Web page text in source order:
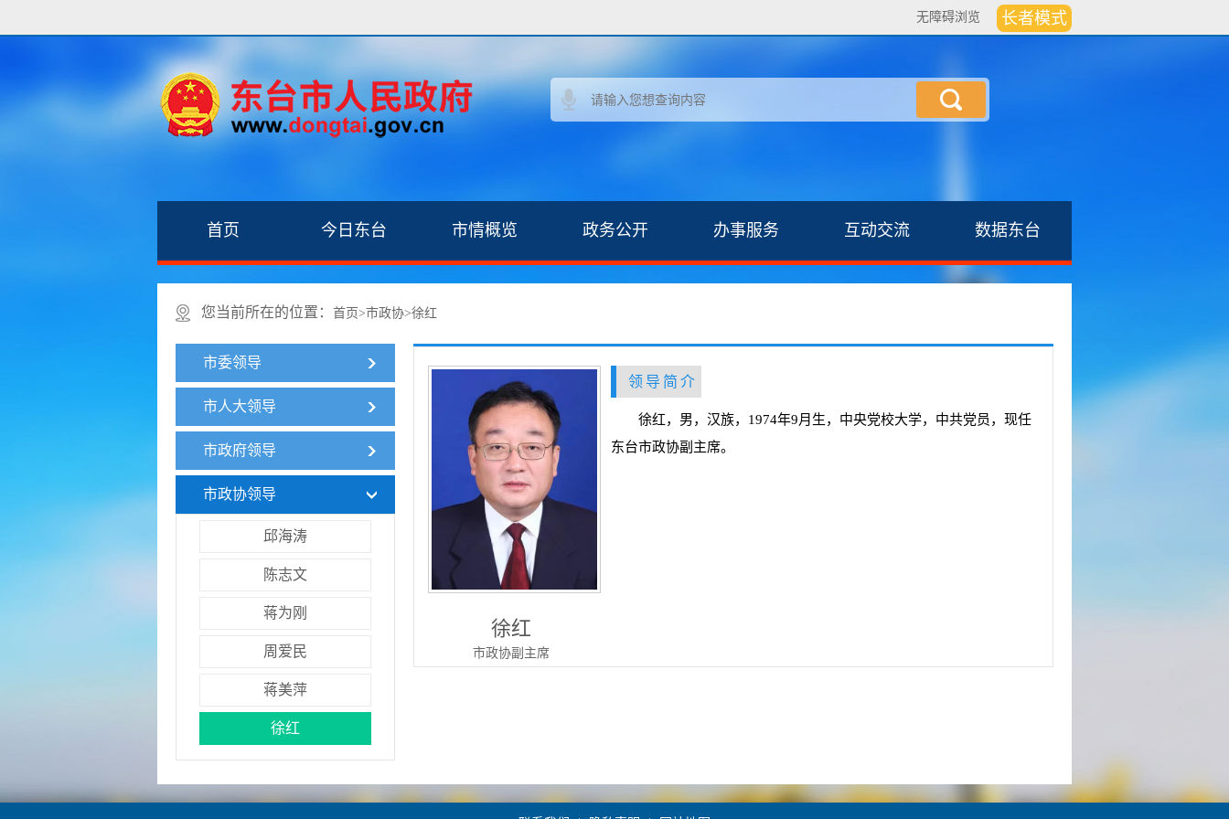
无障碍浏览
首页 今日东台 市情概览 政务公开 办事服务 互动交流 数据东台
您当前所在的位置： 首页>市政协>徐红
市委领导
市人大领导
市政府领导
市政协领导
邱海涛
陈志文
蒋为刚
周爱民
蒋美萍
徐红
徐红
市政协副主席
领导简介
徐红，男，汉族，1974年9月生，中央党校大学，中共党员，现任
东台市政协副主席。